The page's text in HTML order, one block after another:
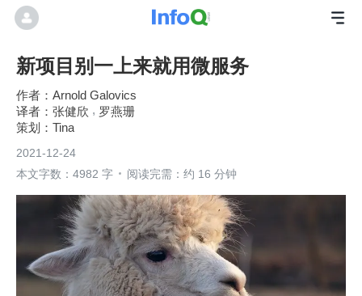
新项目别一上来就用微服务
Arnold Galovics
张健欣
罗燕珊
Tina
2021-12-24
本文字数：4982 字
阅读完需：约 16 分钟